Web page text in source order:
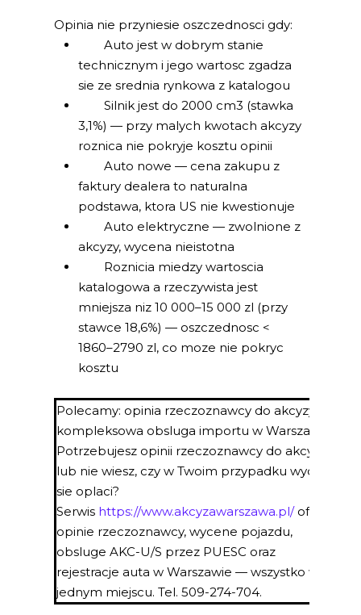
Opinia nie przyniesie oszczednosci gdy:
Auto jest w dobrym stanie
technicznym i jego wartosc zgadza
sie ze srednia rynkowa z katalogou
Silnik jest do 2000 cm3 (stawka
3,1%) — przy malych kwotach akcyzy
roznica nie pokryje kosztu opinii
Auto nowe — cena zakupu z
faktury dealera to naturalna
podstawa, ktora US nie kwestionuje
Auto elektryczne — zwolnione z
akcyzy, wycena nieistotna
Roznicia miedzy wartoscia
katalogowa a rzeczywista jest
mniejsza niz 10 000–15 000 zl (przy
stawce 18,6%) — oszczednosc <
1860–2790 zl, co moze nie pokryc
kosztu
Polecamy: opinia rzeczoznawcy do akcyzy i
kompleksowa obsluga importu w Warszawie
Potrzebujesz opinii rzeczoznawcy do akcyzy
lub nie wiesz, czy w Twoim przypadku wycena
sie oplaci?
Serwis https://www.akcyzawarszawa.pl/oferuje
opinie rzeczoznawcy, wycene pojazdu,
obsluge AKC-U/S przez PUESC oraz
rejestracje auta w Warszawie — wszystko w
jednym miejscu. Tel. 509-274-704.